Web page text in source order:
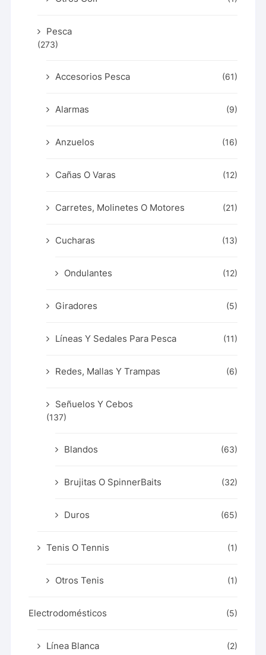
Pesca
(273)
Accesorios Pesca (61)
Alarmas (9)
Anzuelos (16)
Cañas O Varas (12)
Carretes, Molinetes O Motores (21)
Cucharas (13)
Ondulantes (12)
Giradores (5)
Líneas Y Sedales Para Pesca (11)
Redes, Mallas Y Trampas (6)
Señuelos Y Cebos
(137)
Blandos (63)
Brujitas O SpinnerBaits (32)
Duros (65)
Tenis O Tennis (1)
Otros Tenis (1)
Electrodomésticos (5)
Línea Blanca (2)